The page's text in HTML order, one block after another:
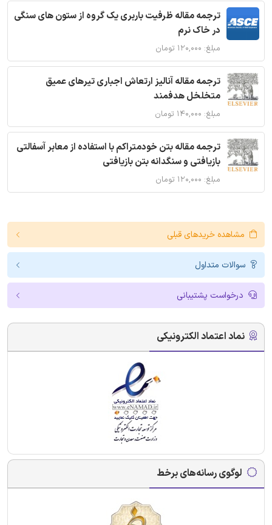
ترجمه مقاله ظرفیت باربری یک گروه از ستون های سنگی
در خاک نرم
مبلغ: ۱۲۰,۰۰۰ تومان
ترجمه مقاله آنالیز ارتعاش اجباری تیرهای عمیق
متخلخل هدفمند
مبلغ: ۱۴۰,۰۰۰ تومان
ترجمه مقاله بتن خودمتراکم با استفاده از معابر آسفالتی
بازیافتی و سنگدانه بتن بازیافتی
مبلغ: ۱۲۰,۰۰۰ تومان
مشاهده خریدهای قبلی
سوالات متداول
درخواست پشتیبانی
نماد اعتماد الکترونیکی
لوگوی رسانه‌های برخط